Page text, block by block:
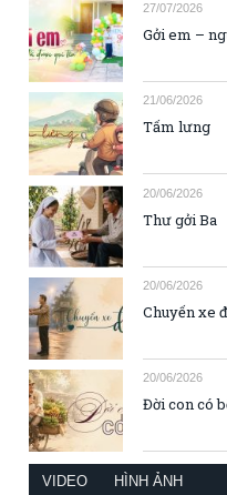
27/07/2026
Gởi em –
21/06/2026
Tấm lưng
20/06/2026
Thư gởi Ba
20/06/2026
Chuyến xe
20/06/2026
Đời con có
VIDEO HÌNH ẢNH